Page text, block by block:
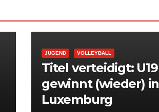
JUGEND VOLLEYBALL
Titel verteidigt: U19
gewinnt (wieder) in
Luxemburg